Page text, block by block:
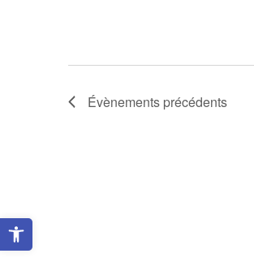
Ouvrir la barre d’outils
Évènements précédents